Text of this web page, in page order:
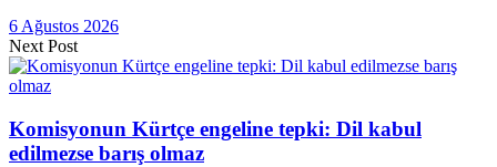
6 Ağustos 2026
Next Post
Komisyonun Kürtçe engeline tepki: Dil kabul
edilmezse barış olmaz